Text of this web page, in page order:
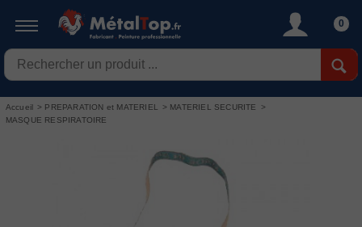
0
Accueil > PREPARATION et MATERIEL > MATERIEL SECURITE
>
MASQUE RESPIRATOIRE